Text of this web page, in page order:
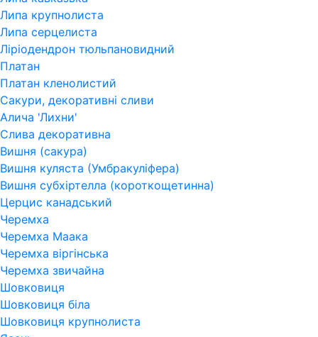
Липа крупнолиста
Липа серцелиста
Ліріодендрон тюльпановидний
Платан
Платан кленолистий
Сакури, декоративні сливи
Алича 'Лихни'
Слива декоративна
Вишня (сакура)
Вишня куляста (Умбракуліфера)
Вишня субхіртелла (короткощетинна)
Церцис канадський
Черемха
Черемха Маака
Черемха віргінська
Черемха звичайна
Шовковиця
Шовковиця біла
Шовковиця крупнолиста